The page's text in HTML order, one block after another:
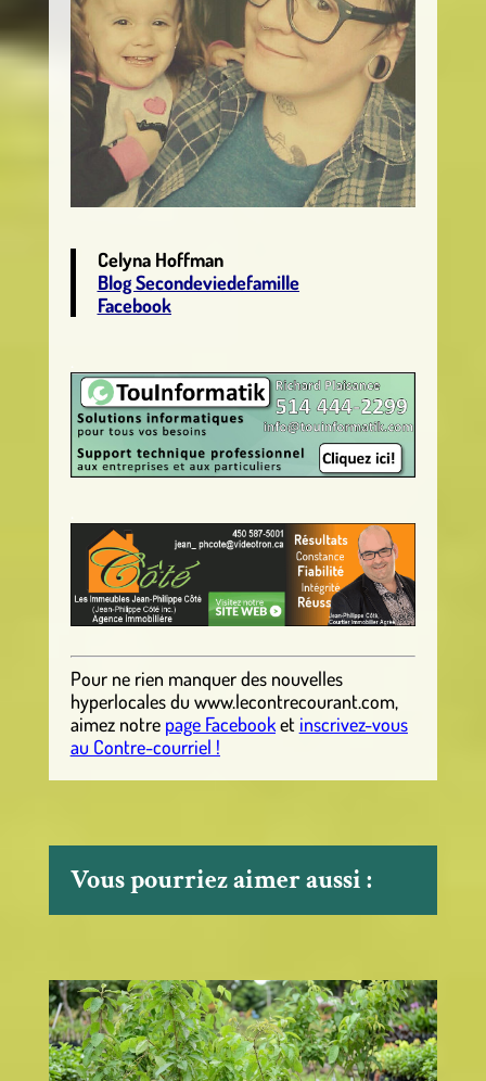
Celyna Hoffman
Blog Secondeviedefamille
Facebook
Pour ne rien manquer des nouvelles
hyperlocalesdu www.lecontrecourant.com,
aimez notre page Facebooket inscrivez-vous
au Contre-courriel !
Vous pourriez aimer aussi :